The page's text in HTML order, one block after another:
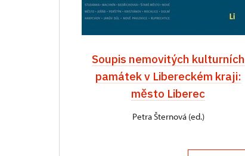
Soupis nemovitých kulturních
památek v Libereckém kraji:
město Liberec
Petra Šternová (ed.)